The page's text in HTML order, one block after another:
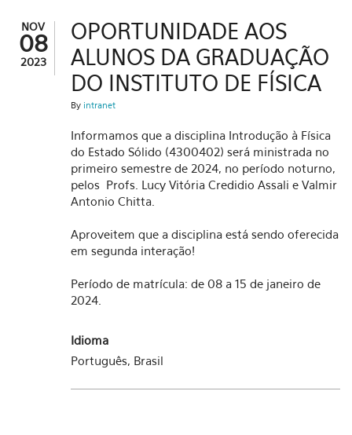
NOV
08
2023
OPORTUNIDADE AOS
ALUNOS DA GRADUAÇÃO
DO INSTITUTO DE FÍSICA
By intranet
Informamos que a disciplina Introdução à Física
do Estado Sólido (4300402) será ministrada no
primeiro semestre de 2024, no período noturno,
pelos Profs. Lucy Vitória Credidio Assali e Valmir
Antonio Chitta.
Aproveitem que a disciplina está sendo oferecida
em segunda interação!
Período de matrícula: de 08 a 15 de janeiro de
2024.
Idioma
Português, Brasil